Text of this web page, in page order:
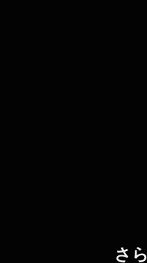
さ